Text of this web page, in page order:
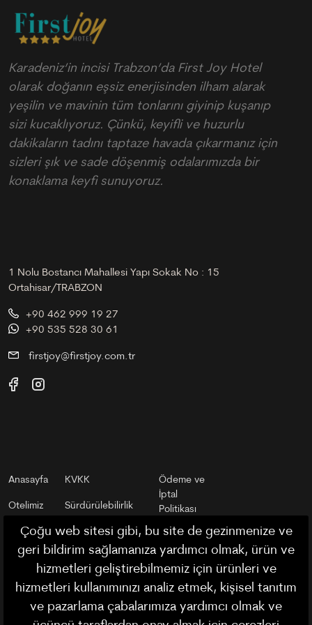
Çoğu web sitesi gibi, bu site de gezinmenize ve
geri bildirim sağlamanıza yardımcı olmak, ürün ve
hizmetleri geliştirebilmemiz için ürünleri ve
hizmetleri kullanımınızı analiz etmek, kişisel tanıtım
ve pazarlama çabalarımıza yardımcı olmak ve
Karadeniz’in incisi Trabzon’da First Joy Hotel
olarak doğanın eşsiz enerjisinden ilham alarak
yeşilin ve mavinin tüm tonlarını giyinip kuşanıp
sizi kucaklıyoruz. Çünkü, keyifli ve huzurlu
dakikaların tadını taptaze havada çıkarmanız için
sizleri şık ve sade döşenmiş odalarımızda bir
konaklama keyfi sunuyoruz.
1 Nolu Bostancı Mahallesi Yapı Sokak No : 15
Ortahisar/TRABZON
+90 462 999 19 27
+90 535 528 30 61
firstjoy@firstjoy.com.tr
Anasayfa
Otelimiz
Trabzonu
Keşfet
KVKK
Sürdürülebilirlik
Mesafeli Satış
Sözleşmesi
Gizlilik Politikası
Ödeme ve
İptal
Politikası
Otel ve
Rezervasyon
Kuralları
Factsheet
Çerez